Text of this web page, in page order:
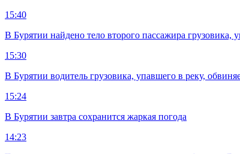
15:40
В Бурятии найдено тело второго пассажира грузовика,
15:30
В Бурятии водитель грузовика, упавшего в реку,
15:24
В Бурятии завтра сохранится жаркая погода
14:23